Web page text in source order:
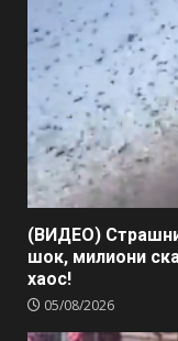
(ВИДЕО)
шок, милиони
хаос!
05/08/2026